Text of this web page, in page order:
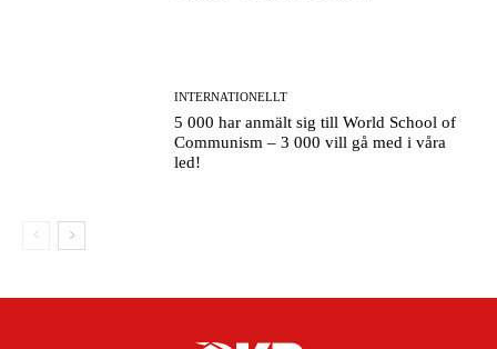
INTERNATIONELLT
5 000 har anmält sig till World School of
Communism – 3 000 vill gå med i våra
led!